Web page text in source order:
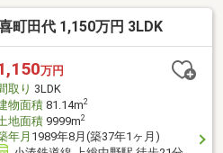
車で６分
町田代 1,150万円 3LDK
万円
取り 3LDK
物面積81.14m2
地面積9999m2
年月 1989年8月(築37年1ヶ月)